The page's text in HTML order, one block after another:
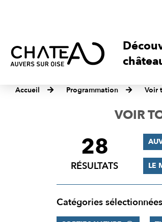
Accueil Programmation Voir
VOIR
FILTRER
RÉSULTATS
28
RÉSULTATS LE
Catégories